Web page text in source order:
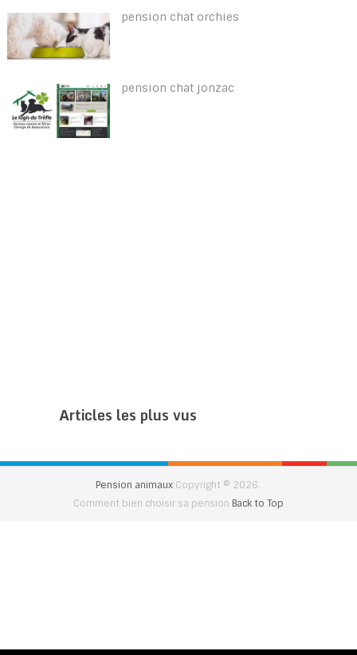
pension chat orchies
pension chat jonzac
Articles les plus vus
Pension animaux Copyright © 2026.
Comment bien choisir sa pension Back to Top